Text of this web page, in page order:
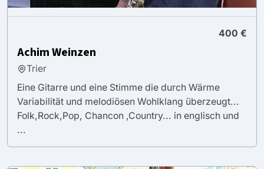
400 €
Achim Weinzen
Trier
Eine Gitarre und eine Stimme die durch Wärme
Variabilität und melodiösen Wohlklang überzeugt...
Folk,Rock,Pop, Chancon ,Country... in englisch und
...